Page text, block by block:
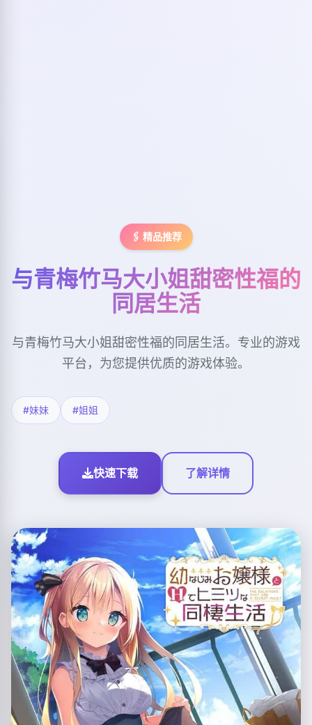
🖇️ 精品推荐
与青梅竹马大小姐甜密性福的
同居生活
与青梅竹马大小姐甜密性福的同居生活。专业的游戏
平台，为您提供优质的游戏体验。
#妹妹 #姐姐
快速下载 了解详情